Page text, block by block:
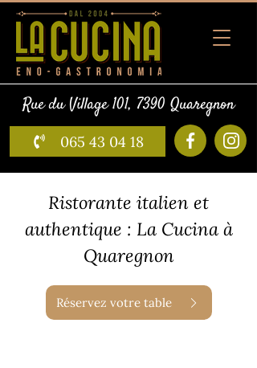
Rue du Village 101, 7390 Quaregnon
065 43 04 18
Ristorante italien et
authentique : La Cucina à
Quaregnon
Réservez votre table